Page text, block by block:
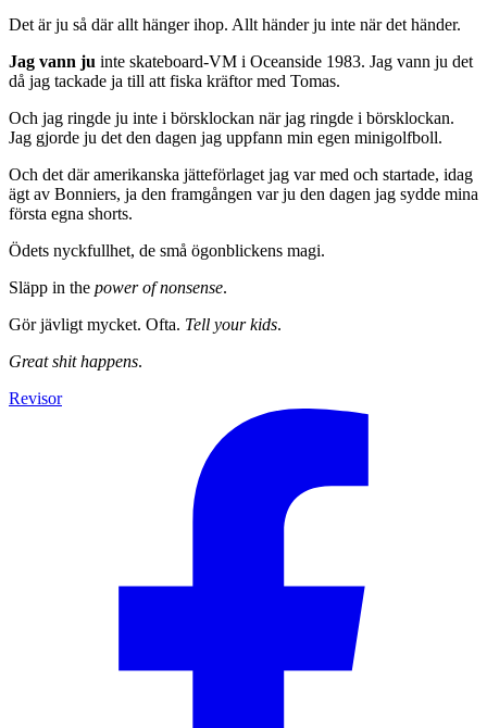
Det är ju så där allt hänger ihop. Allt händer ju inte när det händer.
Jag vann ju inte skateboard-VM i Oceanside 1983. Jag vann ju det
då jag tackade ja till att fiska kräftor med Tomas.
Och jag ringde ju inte i börsklockan när jag ringde i börsklockan.
Jag gjorde ju det den dagen jag uppfann min egen minigolfboll.
Och det där amerikanska jätteförlaget jag var med och startade, idag
ägt av Bonniers, ja den framgången var ju den dagen jag sydde mina
första egna shorts.
Ödets nyckfullhet, de små ögonblickens magi.
Släpp in the power of nonsense.
Gör jävligt mycket. Ofta. Tell your kids.
Great shit happens.
Revisor